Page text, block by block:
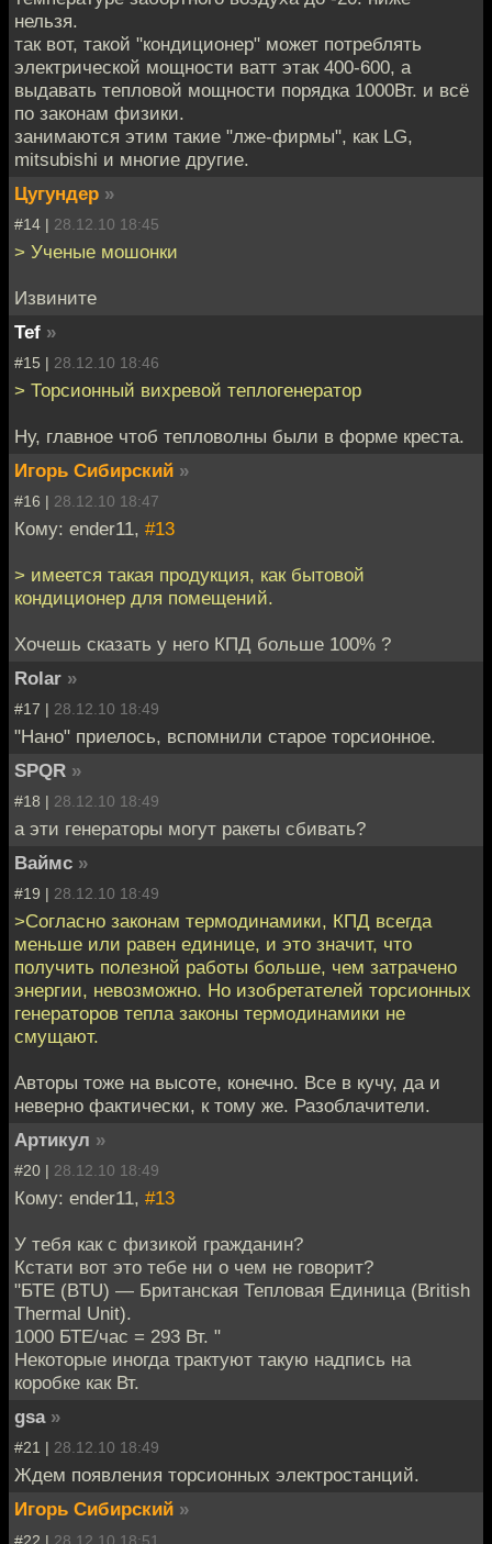
нельзя.
так вот, такой "кондиционер" может потреблять
электрической мощности ватт этак 400-600, а
выдавать тепловой мощности порядка 1000Вт. и всё
по законам физики.
занимаются этим такие "лже-фирмы", как LG,
mitsubishi и многие другие.
Цугундер »
#14 | 28.12.10 18:45
> Ученые мошонки
Извините
Tef »
#15 | 28.12.10 18:46
> Торсионный вихревой теплогенератор
Ну, главное чтоб тепловолны были в форме креста.
Игорь Сибирский »
#16 | 28.12.10 18:47
Кому: ender11, #13
> имеется такая продукция, как бытовой
кондиционер для помещений.
Хочешь сказать у него КПД больше 100% ?
Rolar »
#17 | 28.12.10 18:49
"Нано" приелось, вспомнили старое торсионное.
SPQR »
#18 | 28.12.10 18:49
а эти генераторы могут ракеты сбивать?
Ваймс »
#19 | 28.12.10 18:49
>Согласно законам термодинамики, КПД всегда
меньше или равен единице, и это значит, что
получить полезной работы больше, чем затрачено
энергии, невозможно. Но изобретателей торсионных
генераторов тепла законы термодинамики не
смущают.
Авторы тоже на высоте, конечно. Все в кучу, да и
неверно фактически, к тому же. Разоблачители.
Артикул »
#20 | 28.12.10 18:49
Кому: ender11, #13
У тебя как с физикой гражданин?
Кстати вот это тебе ни о чем не говорит?
"БТЕ (BTU) — Британская Тепловая Единица (British
Thermal Unit).
1000 БТЕ/час = 293 Вт. "
Некоторые иногда трактуют такую надпись на
коробке как Вт.
gsa »
#21 | 28.12.10 18:49
Ждем появления торсионных электростанций.
Игорь Сибирский »
#22 | 28.12.10 18:51